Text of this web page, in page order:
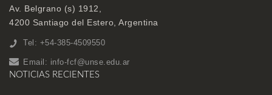
Av. Belgrano (s) 1912,
4200 Santiago del Estero, Argentina
Tel: +54-385-4509550
Email: info-fcf@unse.edu.ar
NOTICIAS RECIENTES